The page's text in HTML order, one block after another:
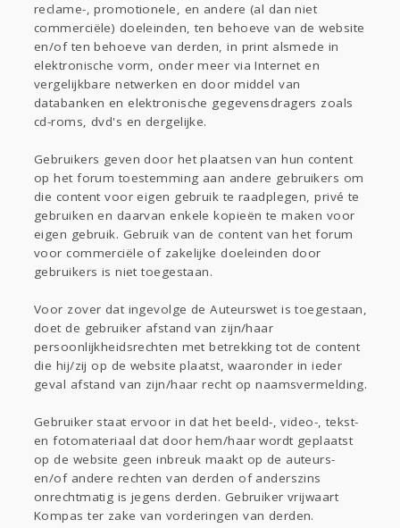
reclame-, promotionele, en andere (al dan niet
commerciële) doeleinden, ten behoeve van de website
en/of ten behoeve van derden, in print alsmede in
elektronische vorm, onder meer via Internet en
vergelijkbare netwerken en door middel van
databanken en elektronische gegevensdragers zoals
cd-roms, dvd's en dergelijke.
Gebruikers geven door het plaatsen van hun content
op het forum toestemming aan andere gebruikers om
die content voor eigen gebruik te raadplegen, privé te
gebruiken en daarvan enkele kopieën te maken voor
eigen gebruik. Gebruik van de content van het forum
voor commerciële of zakelijke doeleinden door
gebruikers is niet toegestaan.
Voor zover dat ingevolge de Auteurswet is toegestaan,
doet de gebruiker afstand van zijn/haar
persoonlijkheidsrechten met betrekking tot de content
die hij/zij op de website plaatst, waaronder in ieder
geval afstand van zijn/haar recht op naamsvermelding.
Gebruiker staat ervoor in dat het beeld-, video-, tekst-
en fotomateriaal dat door hem/haar wordt geplaatst
op de website geen inbreuk maakt op de auteurs-
en/of andere rechten van derden of anderszins
onrechtmatig is jegens derden. Gebruiker vrijwaart
Kompas ter zake van vorderingen van derden.